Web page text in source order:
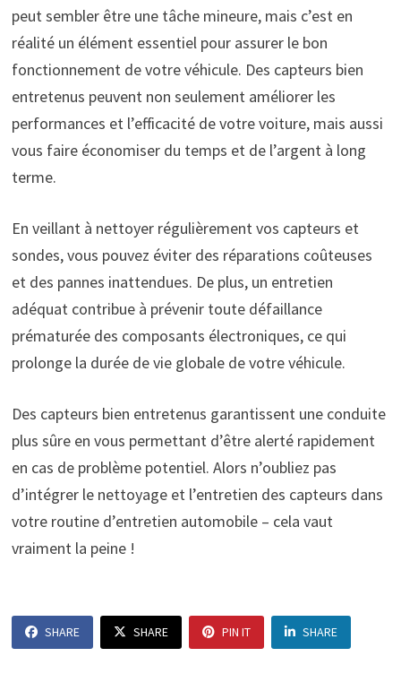
peut sembler être une tâche mineure, mais c’est en
réalité un élément essentiel pour assurer le bon
fonctionnement de votre véhicule. Des capteurs bien
entretenus peuvent non seulement améliorer les
performances et l’efficacité de votre voiture, mais aussi
vous faire économiser du temps et de l’argent à long
terme.
En veillant à nettoyer régulièrement vos capteurs et
sondes, vous pouvez éviter des réparations coûteuses
et des pannes inattendues. De plus, un entretien
adéquat contribue à prévenir toute défaillance
prématurée des composants électroniques, ce qui
prolonge la durée de vie globale de votre véhicule.
Des capteurs bien entretenus garantissent une conduite
plus sûre en vous permettant d’être alerté rapidement
en cas de problème potentiel. Alors n’oubliez pas
d’intégrer le nettoyage et l’entretien des capteurs dans
votre routine d’entretien automobile – cela vaut
vraiment la peine !
SHARE SHARE PIN IT SHARE